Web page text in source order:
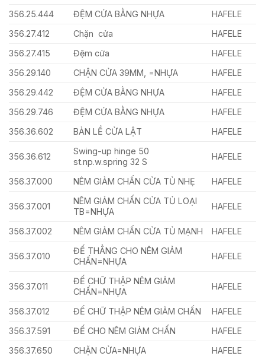
356.25.444
ĐỆM CỬA BẰNG NHỰA
HAFELE
356.27.412
Chặn cửa
HAFELE
356.27.415
Đệm cửa
HAFELE
356.29.140
CHẬN CỬA 39MM, =NHỰA
HAFELE
356.29.442
ĐỆM CỬA BẰNG NHỰA
HAFELE
356.29.746
ĐỆM CỬA BẰNG NHỰA
HAFELE
356.36.602
BẢN LỀ CỬA LẬT HAFELE
356.36.612
Swing-up hinge 50
st.np.w.spring 32 S
HAFELE
356.37.000 NÊM GIẢM CHẤN CỬA TỦ NHẸ HAFELE
356.37.001
NÊM GIẢM CHẤN CỬA TỦ LOẠI
TB=NHỰA
HAFELE
356.37.002 NÊM GIẢM CHẤN CỬA TỦ MẠNH HAFELE
356.37.010
ĐẾ THẲNG CHO NÊM GIẢM
CHẤN=NHỰA
HAFELE
356.37.011
ĐẾ CHỮ THẬP NÊM GIẢM
CHẤN=NHỰA
HAFELE
356.37.012 ĐẾ CHỮ THẬP NÊM GIẢM CHẤN
HAFELE
356.37.591
ĐẾ CHO NÊM GIẢM CHẤN
HAFELE
356.37.650
CHẶN CỬA=NHỰA
HAFELE